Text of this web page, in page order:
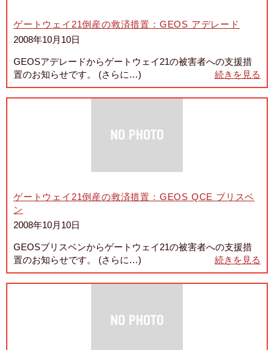
ゲートウェイ21倒産の救済措置：GEOS アデレード
2008年10月10日
GEOSアデレードからゲートウェイ21の被害者への支援措
置のお知らせです。 (さらに…)
続きを見る
ゲートウェイ21倒産の救済措置：GEOS QCE ブリスベ
ン
2008年10月10日
GEOSブリスベンからゲートウェイ21の被害者への支援措
置のお知らせです。 (さらに…)
続きを見る